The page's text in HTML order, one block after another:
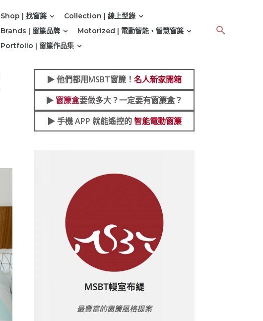
Shop | 找窗簾
Collection | 線上型錄
Brands | 窗簾品牌
Motorized | 電動智能‧智慧窗簾
Portfolio | 窗簾作品集
▶︎他們都用MSBT窗簾！ 名人新家開箱
▶︎ 窗簾盒要做多大？一定要有窗簾盒？
▶︎ 手機 APP 就能遙控的智能電動窗簾